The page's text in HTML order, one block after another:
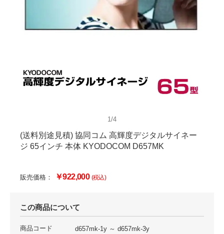
1/4
(送料別途見積) 協同コム 高輝度デジタルサイネー
ジ 65インチ 本体 KYODOCOM D657MK
販売価格： ￥922,000 (税込)
この商品について
商品コード
d657mk-1y ～ d657mk-3y